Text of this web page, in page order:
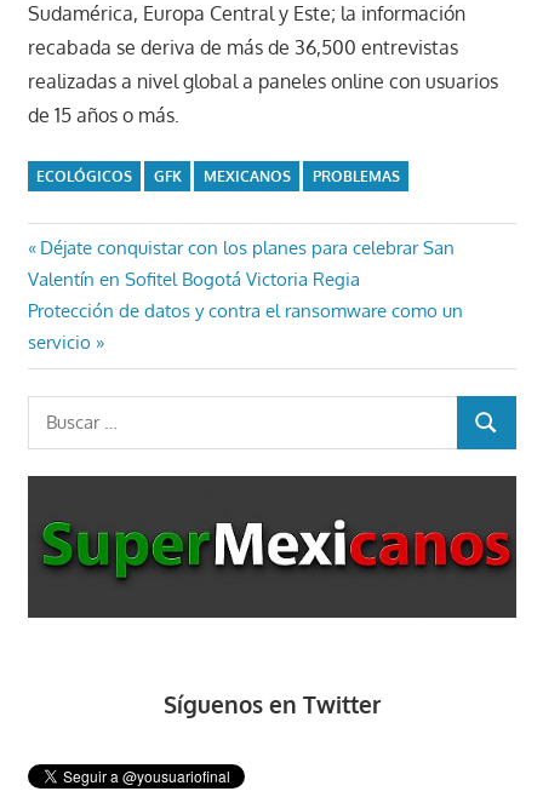
Sudamérica, Europa Central y Este; la información
recabada se deriva de más de 36,500 entrevistas
realizadas a nivel global a paneles online con usuarios
de 15 años o más.
ECOLÓGICOS GFK MEXICANOS PROBLEMAS
Navegación
de
entradas
Entrada
anterior:
Déjate conquistar con los planes para celebrar San
Valentín en Sofitel Bogotá Victoria Regia
Entrada
siguiente:
Protección de datos y contra el ransomware como un
servicio
Buscar:
BUSCAR
Síguenos en Twitter